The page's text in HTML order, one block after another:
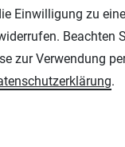
Siebdruck und
Garten - Tierbedarf
Einwilligung zu
Beachten
zur Verwendung
.